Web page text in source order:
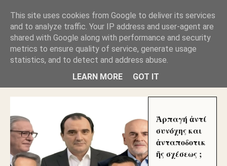
ΑΥΤΟΧΘΟΝΕΣ ΜΟΥ ΕΚΛΕΙΣΑΝ ΤΑ ΣΟΣΙΑΛ ΚΑΙ
ΦΙΜΩΣΑΝ ΤΟ SITE. ΟΙ ΧΙΛΙΑΔΕΣ ΜΙΚΡΟΕΠΕΝΔΥΤΕΣ
ΕΠΕΝΔΥΣΑΤΕ ΓΙΑ ΛΕΗΛΑΣΙΑ ΚΑΙ ΕΓΚΛΗΜΑ ?
ΓΛΥΦΑΔΑ WEB |ΟΙ ΜΕΓΑΛΟΙ ΚΛΕΠΤΑΙ ΑΠΟ ΤΟ
ΜΙΚΡΟΝ ΑΠΑΓΟΥΣΙ
Ἁρπαγή ἀντί
συνόχης και
ἀνταποδοτικ
ῆς σχέσεως ;
This site uses cookies from Google to deliver its services
and to analyze traffic. Your IP address and user-agent are
shared with Google along with performance and security
metrics to ensure quality of service, generate usage
statistics, and to detect and address abuse.
LEARN MORE
GOT IT